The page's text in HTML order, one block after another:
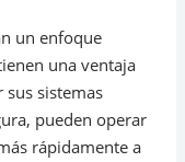
un enfoque
una ventaja
sistemas
pueden operar
rápidamente a